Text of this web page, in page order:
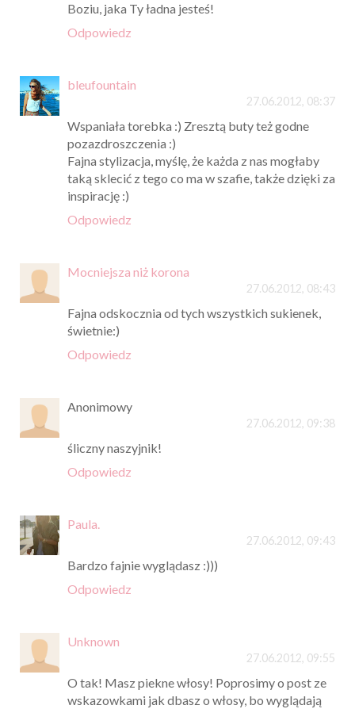
Boziu, jaka Ty ładna jesteś!
Odpowiedz
bleufountain
27.06.2012, 08:37
Wspaniała torebka :) Zresztą buty też godne
pozazdroszczenia :)
Fajna stylizacja, myślę, że każda z nas mogłaby
taką sklecić z tego co ma w szafie, także dzięki za
inspirację :)
Odpowiedz
Mocniejsza niż korona
27.06.2012, 08:43
Fajna odskocznia od tych wszystkich sukienek,
świetnie:)
Odpowiedz
Anonimowy
27.06.2012, 09:38
śliczny naszyjnik!
Odpowiedz
Paula.
27.06.2012, 09:43
Bardzo fajnie wyglądasz :)))
Odpowiedz
Unknown
27.06.2012, 09:55
O tak! Masz piekne włosy! Poprosimy o post ze
wskazowkami jak dbasz o włosy, bo wyglądają